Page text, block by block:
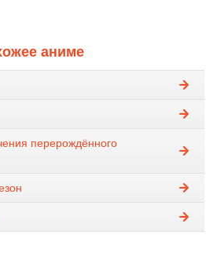
аниме
перерождённого